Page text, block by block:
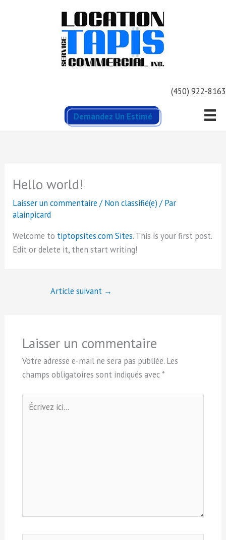
(450) 922-8163
Demandez Un Estimé
Hello world!
Laisser un commentaire /Non classifié(e) / Par
alainpicard
Welcome to tiptopsites.com Sites. This is your first post.
Edit or delete it, then start writing!
Article suivant →
Laisser un commentaire
Votre adresse e-mail ne sera pas publiée. Les
champs obligatoires sont indiqués avec*
Écrivez
ici…